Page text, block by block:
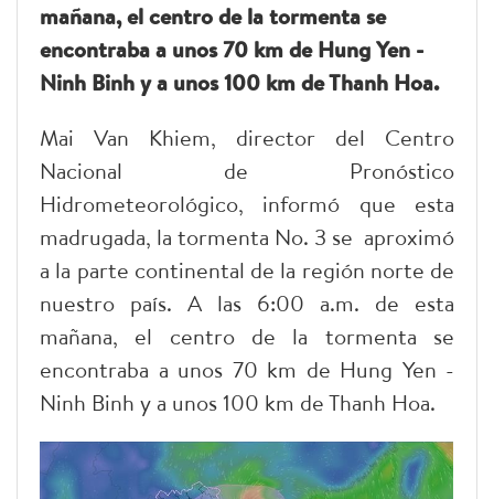
mañana, el centro de la tormenta se
encontraba a unos 70 km de Hung Yen -
Ninh Binh y a unos 100 km de Thanh Hoa.
Mai Van Khiem, director del Centro
Nacional de Pronóstico
Hidrometeorológico, informó que esta
madrugada, la tormenta No. 3 se aproximó
a la parte continental de la región norte de
nuestro país. A las 6:00 a.m. de esta
mañana, el centro de la tormenta se
encontraba a unos 70 km de Hung Yen -
Ninh Binh y a unos 100 km de Thanh Hoa.